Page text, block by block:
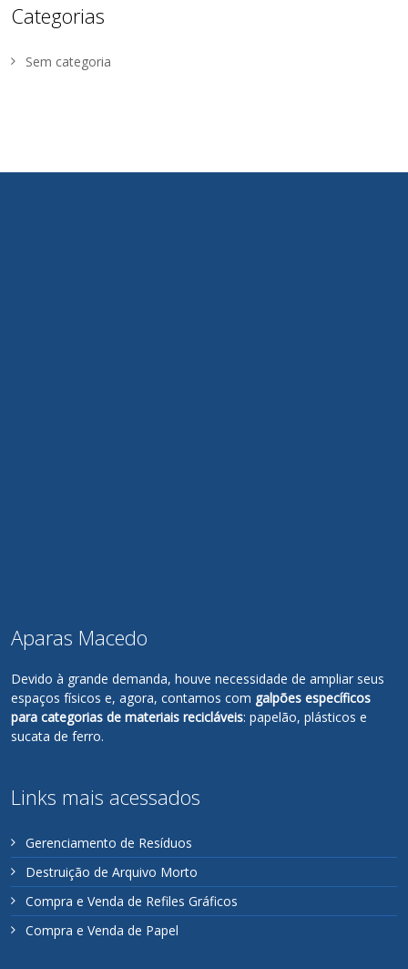
Categorias
Sem categoria
Aparas Macedo
Devido à grande demanda, houve necessidade de ampliar seus
espaços físicos e, agora, contamos com galpões específicos
para categorias de materiais recicláveis: papelão, plásticos e
sucata de ferro.
Links mais acessados
Gerenciamento de Resíduos
Destruição de Arquivo Morto
Compra e Venda de Refiles Gráficos
Compra e Venda de Papel